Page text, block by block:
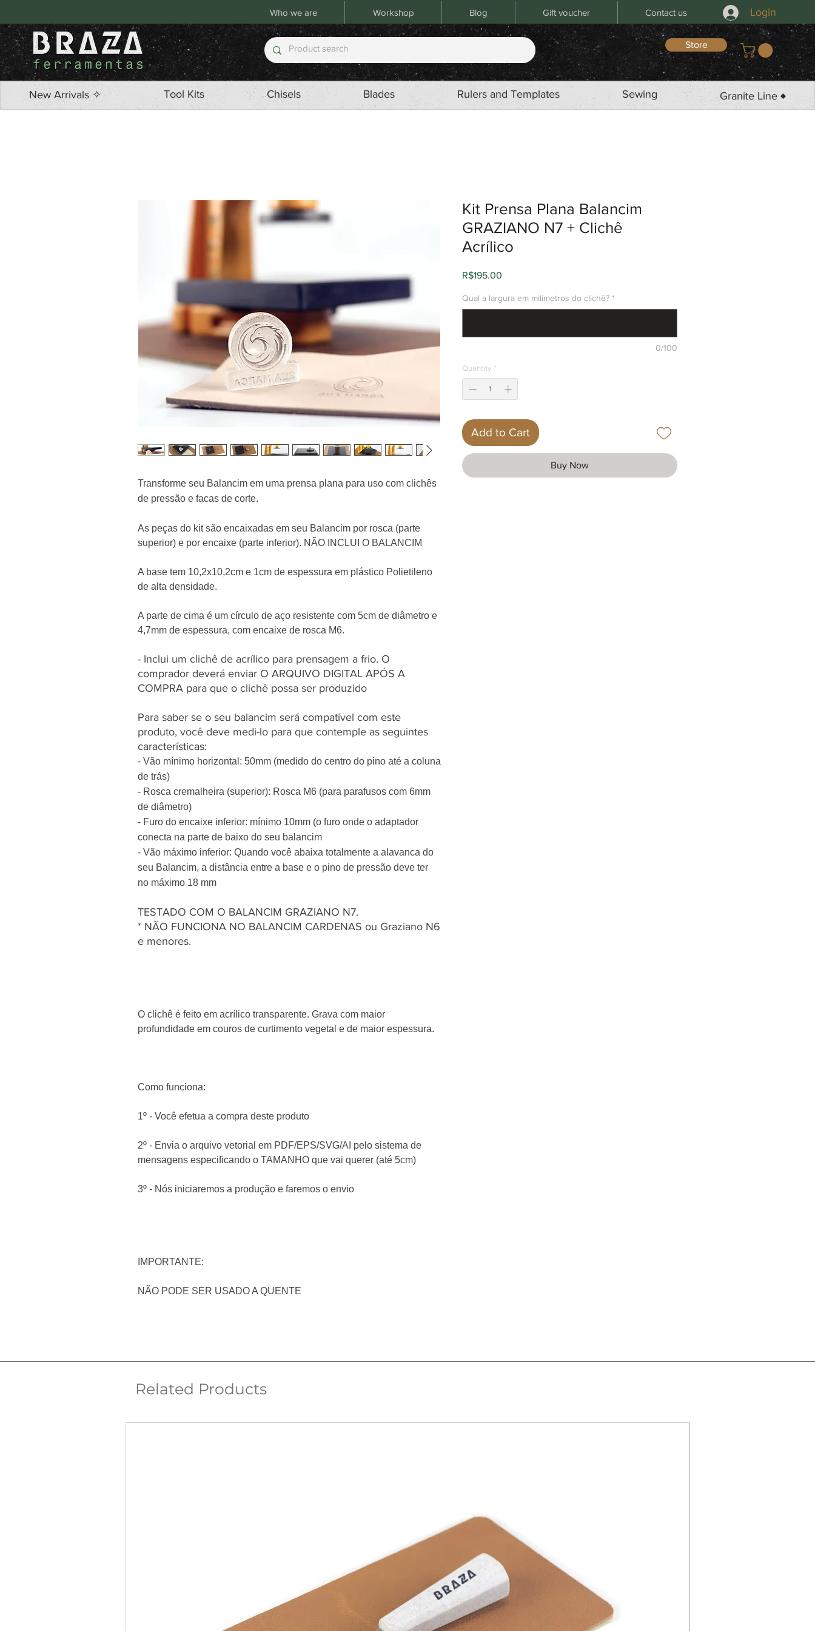
Who we are Workshop Blog Gift voucher Contact us Login
Store
New Arrivals ✧ Tool Kits Chisels Blades Rulers and Templates Sewing Granite Line ♦
Transforme seu Balancim em uma prensa plana para uso com clichês
de pressão e facas de corte.
As peças do kit são encaixadas em seu Balancim por rosca (parte
superior) e por encaixe (parte inferior). NÃO INCLUI O BALANCIM
A base tem 10,2x10,2cm e 1cm de espessura em plástico Polietileno
de alta densidade.
A parte de cima é um círculo de aço resistente com 5cm de diâmetro e
4,7mm de espessura, com encaixe de rosca M6.
- Inclui um clichê de acrílico para prensagem a frio. O
comprador deverá enviar O ARQUIVO DIGITAL APÓS A
COMPRA para que o clichê possa ser produzido
Para saber se o seu balancim será compatível com este
produto, você deve medi-lo para que contemple as seguintes
características:
- Vão mínimo horizontal: 50mm (medido do centro do pino até a coluna
de trás)
- Rosca cremalheira (superior): Rosca M6 (para parafusos com 6mm
de diâmetro)
- Furo do encaixe inferior: mínimo 10mm (o furo onde o adaptador
conecta na parte de baixo do seu balancim
- Vão máximo inferior: Quando você abaixa totalmente a alavanca do
seu Balancim, a distância entre a base e o pino de pressão deve ter
no máximo 18 mm
TESTADO COM O BALANCIM GRAZIANO N7.
* NÃO FUNCIONA NO BALANCIM CARDENAS ou Graziano N6
e menores.
O clichê é feito em acrílico transparente. Grava com maior
profundidade em couros de curtimento vegetal e de maior espessura.
Como funciona:
1º - Você efetua a compra deste produto
2º - Envia o arquivo vetorial em PDF/EPS/SVG/AI pelo sistema de
mensagens especificando o TAMANHO que vai querer (até 5cm)
3º - Nós iniciaremos a produção e faremos o envio
IMPORTANTE:
NÃO PODE SER USADO A QUENTE
Kit Prensa Plana Balancim
GRAZIANO N7 + Clichê
Acrílico
R$195.00
Qual a largura em milímetros do clichê? *
0/100
Quantity *
Add to Cart
Buy Now
Related Products